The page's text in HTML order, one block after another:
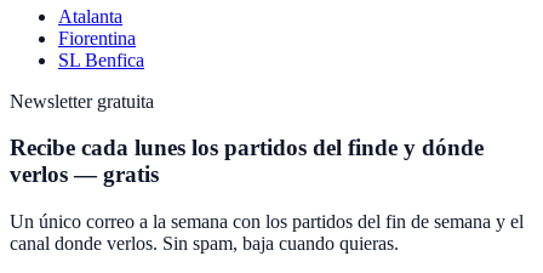
Atalanta
Fiorentina
SL Benfica
Newsletter gratuita
Recibe cada lunes los partidos del finde y dónde
verlos — gratis
Un único correo a la semana con los partidos del fin de semana y el
canal donde verlos. Sin spam, baja cuando quieras.